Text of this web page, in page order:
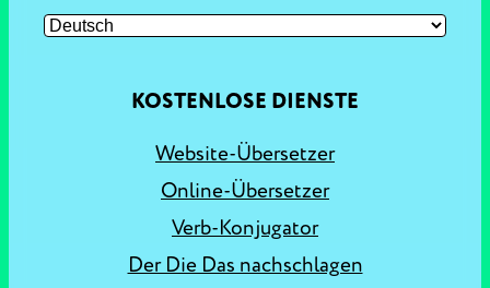
KOSTENLOSE DIENSTE
Website-Übersetzer
Online-Übersetzer
Verb-Konjugator
Der Die Das nachschlagen